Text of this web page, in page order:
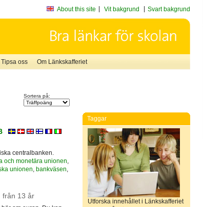
About this site Vit bakgrund Svart bakgrund
Tipsa oss Om Länkskafferiet
Sortera på:
centralbanken.
och monetära unionen
unionen bankväsen
från 13 år
Taggar
Utforska innehållet i Länkskafferiet